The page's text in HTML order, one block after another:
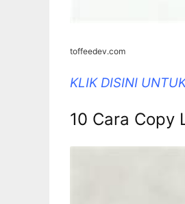
toffeedev.com
KLIK DISINI
10 Cara Copy